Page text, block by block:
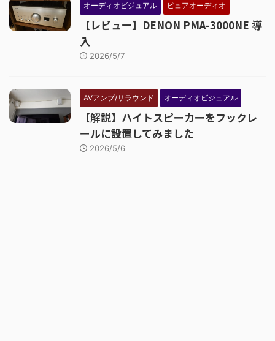
オーディオビジュアル ピュアオーディオ
【レビュー】DENON PMA-3000NE 導
入
2026/5/7
AVアンプ/サラウンド オーディオビジュアル
【解説】ハイトスピーカーをフックレ
ールに設置してみました
2026/5/6